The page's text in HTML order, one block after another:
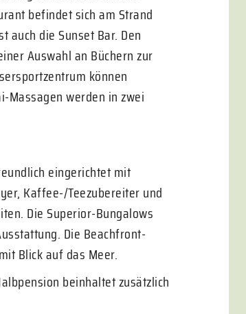
befindet sich am Strand
die Sunset Bar. Den
Auswahl an Büchern zur
können
Massagen werden in zwei
eingerichtet mit
Kaffee-/Teezubereiter und
Die Superior-Bungalows
Die Beachfront-
Blick auf das Meer.
beinhaltet zusätzlich